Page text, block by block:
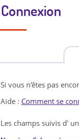
Connexion
Si vous n'êtes pas
Aide : Comment se
Les champs suivis d' un